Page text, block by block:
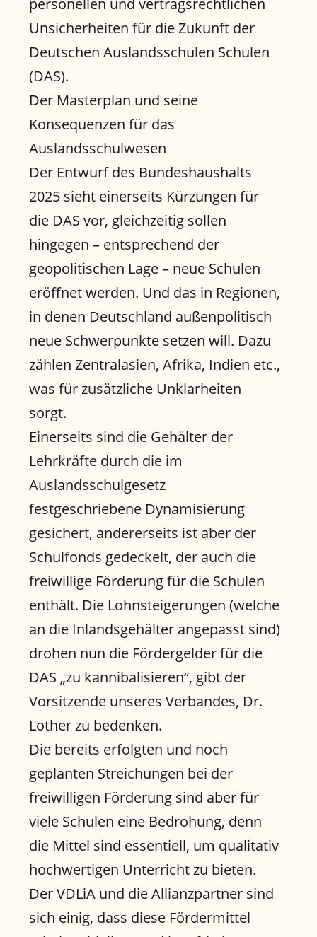
personellen und vertragsrechtlichen
Unsicherheiten für die Zukunft der
Deutschen Auslandsschulen Schulen
(DAS).
Der Masterplan und seine
Konsequenzen für das
Auslandsschulwesen
Der Entwurf des Bundeshaushalts
2025 sieht einerseits Kürzungen für
die DAS vor, gleichzeitig sollen
hingegen – entsprechend der
geopolitischen Lage – neue Schulen
eröffnet werden. Und das in Regionen,
in denen Deutschland außenpolitisch
neue Schwerpunkte setzen will. Dazu
zählen Zentralasien, Afrika, Indien etc.,
was für zusätzliche Unklarheiten
sorgt.
Einerseits sind die Gehälter der
Lehrkräfte durch die im
Auslandsschulgesetz
festgeschriebene Dynamisierung
gesichert, andererseits ist aber der
Schulfonds gedeckelt, der auch die
freiwillige Förderung für die Schulen
enthält. Die Lohnsteigerungen (welche
an die Inlandsgehälter angepasst sind)
drohen nun die Fördergelder für die
DAS „zu kannibalisieren“, gibt der
Vorsitzende unseres Verbandes, Dr.
Lother zu bedenken.
Die bereits erfolgten und noch
geplanten Streichungen bei der
freiwilligen Förderung sind aber für
viele Schulen eine Bedrohung, denn
die Mittel sind essentiell, um qualitativ
hochwertigen Unterricht zu bieten.
Der VDLiA und die Allianzpartner sind
sich einig, dass diese Fördermittel